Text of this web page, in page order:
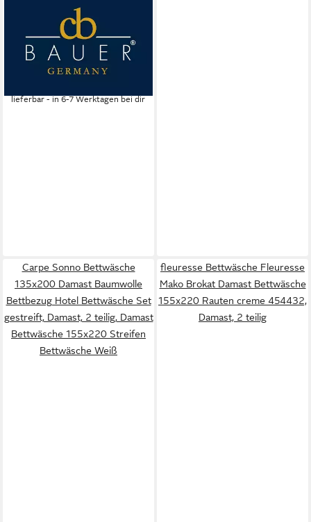
Kissenhülle Mako-Brokat-
Damast Como weiß 40 cm x
80 cm, (1 Stück), Kissenbezug
für Dekokissen Zierkissen
lieferbar - in 6-7 Werktagen bei dir
Carpe Sonno Bettwäsche
135x200 Damast Baumwolle
Bettbezug Hotel Bettwäsche Set
gestreift, Damast, 2 teilig, Damast
Bettwäsche 155x220 Streifen
Bettwäsche Weiß
fleuresse Bettwäsche Fleuresse
Mako Brokat Damast Bettwäsche
155x220 Rauten creme 454432,
Damast, 2 teilig